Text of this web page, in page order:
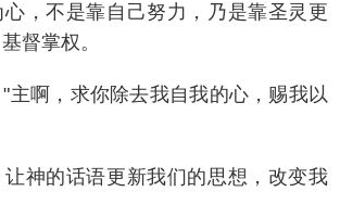
心，不是靠自己努力，乃是靠圣灵更
督掌权。
主啊，求你除去我自我的心，赐我以
神的话语更新我们的思想，改变我